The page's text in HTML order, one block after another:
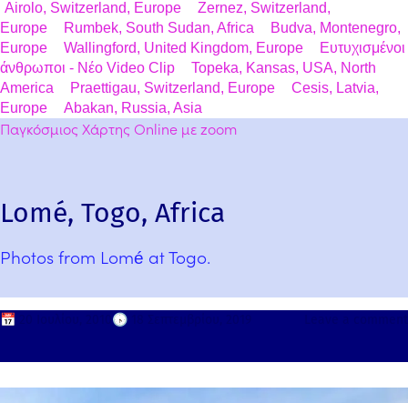
Airolo, Switzerland, Europe
Zernez, Switzerland,
Europe
Rumbek, South Sudan, Africa
Budva, Montenegro,
Europe
Wallingford, United Kingdom, Europe
Ευτυχισμένοι
άνθρωποι - Νέο Video Clip
Topeka, Kansas, USA, North
America
Praettigau, Switzerland, Europe
Cesis, Latvia,
Europe
Abakan, Russia, Asia
Παγκόσμιος Χάρτης Online με zoom
Lomé, Togo, Africa
Photos from Lomé at Togo.
📅 🕟